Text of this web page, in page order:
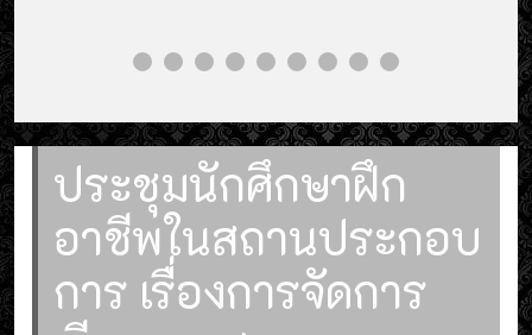
ประชุมนักศึกษาฝึก
อาชีพในสถานประกอบ
การ เรื่องการจัดการ